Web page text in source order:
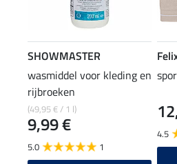
SHOWMASTER
wasmiddel voor kleding en
rijbroeken
(49,95 € / 1 l)
9,99 €
5.0 1
4.5